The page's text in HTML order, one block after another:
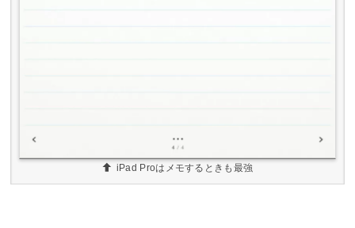
iPad Proはメモするときも最強